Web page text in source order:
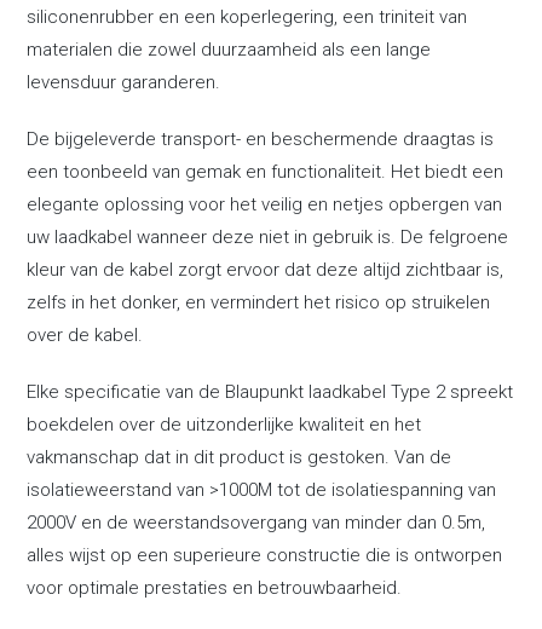
siliconenrubber en een koperlegering, een triniteit van
materialen die zowel duurzaamheid als een lange
levensduur garanderen.
De bijgeleverde transport- en beschermende draagtas is
een toonbeeld van gemak en functionaliteit. Het biedt een
elegante oplossing voor het veilig en netjes opbergen van
uw laadkabel wanneer deze niet in gebruik is. De felgroene
kleur van de kabel zorgt ervoor dat deze altijd zichtbaar is,
zelfs in het donker, en vermindert het risico op struikelen
over de kabel.
Elke specificatie van de Blaupunkt laadkabel Type 2 spreekt
boekdelen over de uitzonderlijke kwaliteit en het
vakmanschap dat in dit product is gestoken. Van de
isolatieweerstand van >1000M tot de isolatiespanning van
2000V en de weerstandsovergang van minder dan 0.5m,
alles wijst op een superieure constructie die is ontworpen
voor optimale prestaties en betrouwbaarheid.